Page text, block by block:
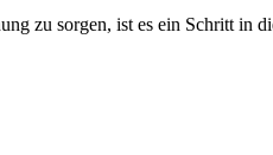
zu sorgen, ist es ein Schritt in